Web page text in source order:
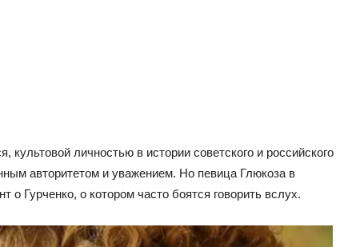
личностью в истории советского и российского
авторитетом и уважением. Но певица Глюкоза в
о Гурченко, о котором часто боятся говорить вслух.